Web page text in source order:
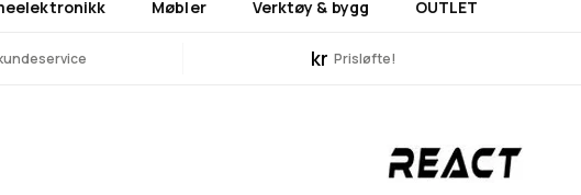
Møbler Verktøy & bygg OUTLET
kr Prisløfte!